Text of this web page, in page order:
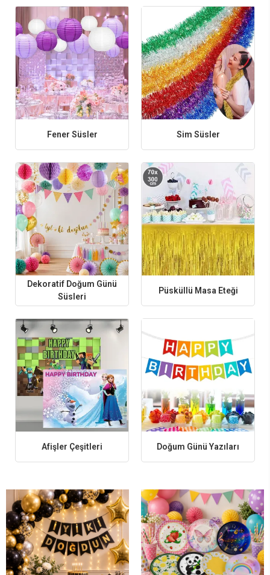
Tema ve Mekana Uygun Süsler
Doğum günü süsleri seçerken kutlamanın yapılacağı alan ve belirlenen
tema önemlidir. Evde yapılan kutlamalar için duvar ve masa süsleri öne
çıkarken, geniş alanlardabalon zincirleri, arka fon perdeleri ve asma
süsler daha etkili sonuç verir. Fener süsler, petek süsler, yelpazeler ve folyo
balonlar farklı kombinlerle kullanılabilir.
Doğum Günü Parti Süsleri Nelerdir?
Doğum günü parti süsleri; balonlar, bannerlar, masa dekorasyon ürünleri,
duvar süsleri, parti setleri ve temalı aksesuarlardan oluşur. Kutlama
konseptine uygun seçilen ürünler sayesinde sade bir alan kısa sürede
dikkat çeken dekorasyon ürünleri arasında yer almaktadır.
Tekli Ürünlerle Kişisel Dokunuşlar
Doğum günü süslemelerinde kişisel detaylar, hazırlanan konsepti daha
özel ve bütünlüklü hale getirir. Masa düzeninde kullanılacak masa etekleri,
dekoratif aksesuarlar ve sunum tamamlayıcıları sayesinde sade bir alan
bile kısa sürede dikkat çekici bir görünüme kavuşur. Özellikle pasta
sunumunun ön planda olduğu kutlamalarda kullanılanpasta üzeri
mumlar, doğum günü temasını güçlendiren küçük ama etkili dokunuşlar
sunar.
Kutlamaya eğlence katmak isteyenler için tekli ürünler arasında farklı
modelleri, hem görsel hem de etkileşimli bir süsleme seçeneği olarak
öne çıkar. Misafirlerin sürece dahil olduğu bu tür detaylar, doğum günü
kutlamalarının daha keyifli ve akılda kalıcı olmasına katkı sağlar.
Doğum Günü Süsleri Nasıl Seçilir?
Doğum günü süsleri seçilirken kutlamaya katılacak yaş grubu, tema ve
mekan büyüklüğü dikkate alınmalıdır. Çocuk doğum günü
organizasyonlarında karakter temalı süsler ve renkli balonlar ön plana
çıkarken, yetişkin kutlamalarında daha sade ve şık dekorasyon ürünleri
tercih edilmektedir. Doğru ürün kombinasyonları ile hem bütçeye uygun
kullanılan malzemeye göre değişiklik gösterebilir. Bu kategoride uygun
fiyatlı seçeneklerden daha kapsamlı setlere kadar birçok alternatif bulunur.
Dönemsel kampanyalar ve indirimli ürünlerle bütçenizi zorlamadan
alışveriş yapabilirsiniz.
Online Sipariş ve Hızlı Gönderim
İhtiyacınız olan tüm doğum günü parti malzemelerini Parti Dükkanım
üzerinden kolayca sipariş edebilirsiniz. Hafta içi belirli saatlere kadar
Fener Süsler Sim Süsler
Dekoratif Doğum Günü
Süsleri
Püsküllü Masa Eteği
Afişler Çeşitleri Doğum Günü Yazıları